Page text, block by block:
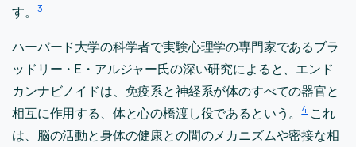
す。3
ハーバード大学の科学者で実験心理学の専門家であるブラ
ッドリー・E・アルジャー氏の深い研究によると、エンド
カンナビノイドは、免疫系と神経系が体のすべての器官と
相互に作用する、体と心の橋渡し役であるという。4これ
は、脳の活動と身体の健康との間のメカニズムや密接な相